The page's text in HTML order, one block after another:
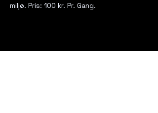
miljø. Pris: 100 kr. Pr. Gang.